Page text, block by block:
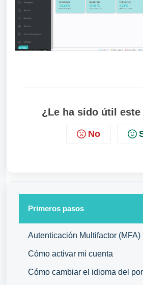
¿Le ha sido útil
No
Primeros pasos
Autenticación Multifactor (MFA)
Cómo activar mi cuenta
Cómo cambiar el idioma del